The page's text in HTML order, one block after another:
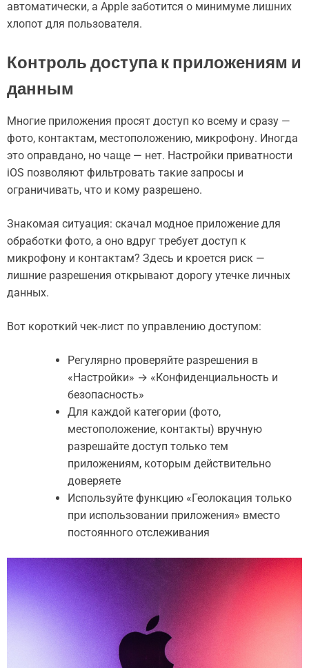
автоматически, а Apple заботится о минимуме лишних
хлопот для пользователя.
Контроль доступа к приложениям и
данным
Многие приложения просят доступ ко всему и сразу —
фото, контактам, местоположению, микрофону. Иногда
это оправдано, но чаще — нет. Настройки приватности
iOS позволяют фильтровать такие запросы и
ограничивать, что и кому разрешено.
Знакомая ситуация: скачал модное приложение для
обработки фото, а оно вдруг требует доступ к
микрофону и контактам? Здесь и кроется риск —
лишние разрешения открывают дорогу утечке личных
данных.
Вот короткий чек-лист по управлению доступом:
Регулярно проверяйте разрешения в
«Настройки» → «Конфиденциальность и
безопасность»
Для каждой категории (фото,
местоположение, контакты) вручную
разрешайте доступ только тем
приложениям, которым действительно
доверяете
Используйте функцию «Геолокация только
при использовании приложения» вместо
постоянного отслеживания